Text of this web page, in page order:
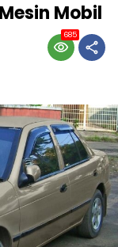
Mobil
685